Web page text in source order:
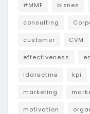
#MMF biznes
consulting
customer CVM
effectiveness
idarəetmə kpi
marketing
motivation